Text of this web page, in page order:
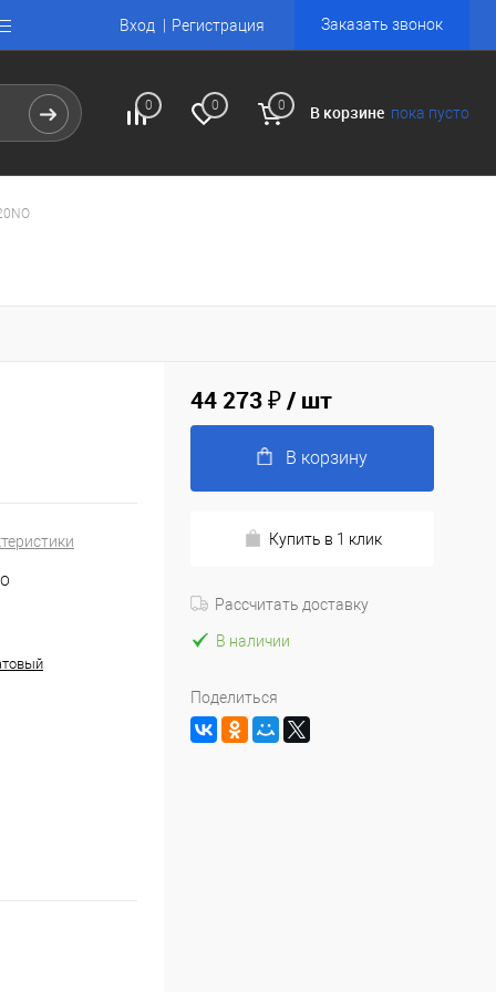
Вход Регистрация Заказать звонок
0 0 0 В корзине пока пусто
44 273 ₽/ шт
В корзину
Купить в 1 клик
Рассчитать доставку
В наличии
Поделиться